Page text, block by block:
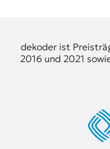
dekoder ist
2016 und 2021